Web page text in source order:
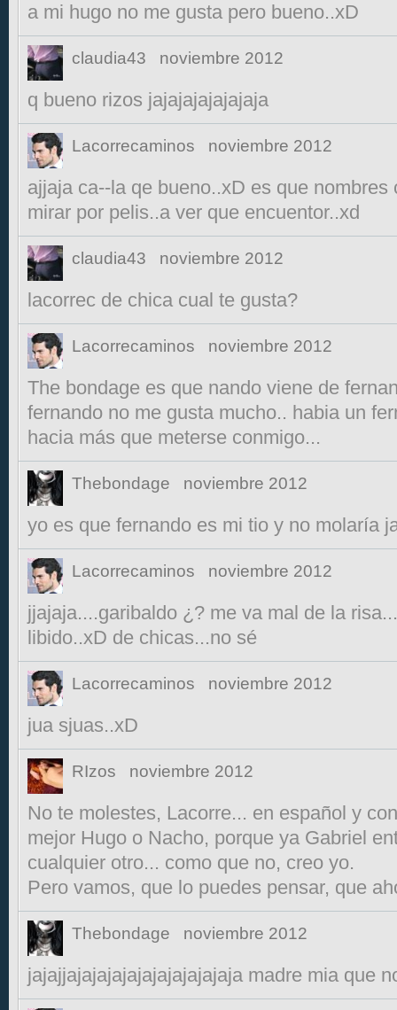
a mi hugo no me gusta pero bueno..xD
claudia43 noviembre 2012
q bueno rizos jajajajajajajaja
Lacorrecaminos noviembre 2012
ajjaja ca--la qe bueno..xD es que
mirar por pelis..a ver que encuentor..xd
claudia43 noviembre 2012
lacorrec de chica cual te gusta?
Lacorrecaminos noviembre 2012
The bondage es que nando viene de
fernando no me gusta mucho.. habia un
hacia más que meterse conmigo...
Thebondage noviembre 2012
yo es que fernando es mi tio y no molaría
Lacorrecaminos noviembre 2012
jjajaja....garibaldo ¿? me va mal de la
libido..xD de chicas...no sé
Lacorrecaminos noviembre 2012
jua sjuas..xD
RIzos noviembre 2012
No te molestes, Lacorre... en español y
mejor Hugo o Nacho, porque ya Gabriel
cualquier otro... como que no, creo yo.
Pero vamos, que lo puedes pensar, que
Thebondage noviembre 2012
jajajjajajajajajajajajajajaja madre mia que